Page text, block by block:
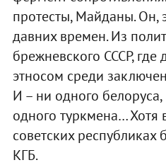
протесты, Майданы. Он,
давних времен. Из
брежневского СССР,
этносом среди
И – ни одного
одного туркмена… Хотя
советских
КГБ.